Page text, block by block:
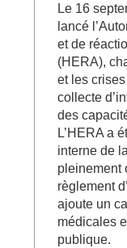
Le 16
lancé
et de
(HERA),
et les
collecte
des
L’HERA a
interne de
pleinement
règlement
ajoute un
médicales
publique.